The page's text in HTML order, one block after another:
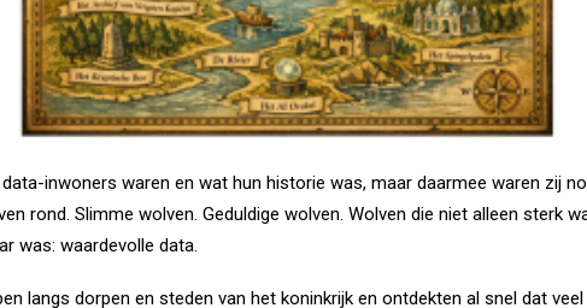
inwoners waren en wat hun historie was, maar daarmee waren zij
rond. Slimme wolven. Geduldige wolven. Wolven die niet alleen sterk
was: waardevolle data.
langs dorpen en steden van het koninkrijk en ontdekten al snel dat